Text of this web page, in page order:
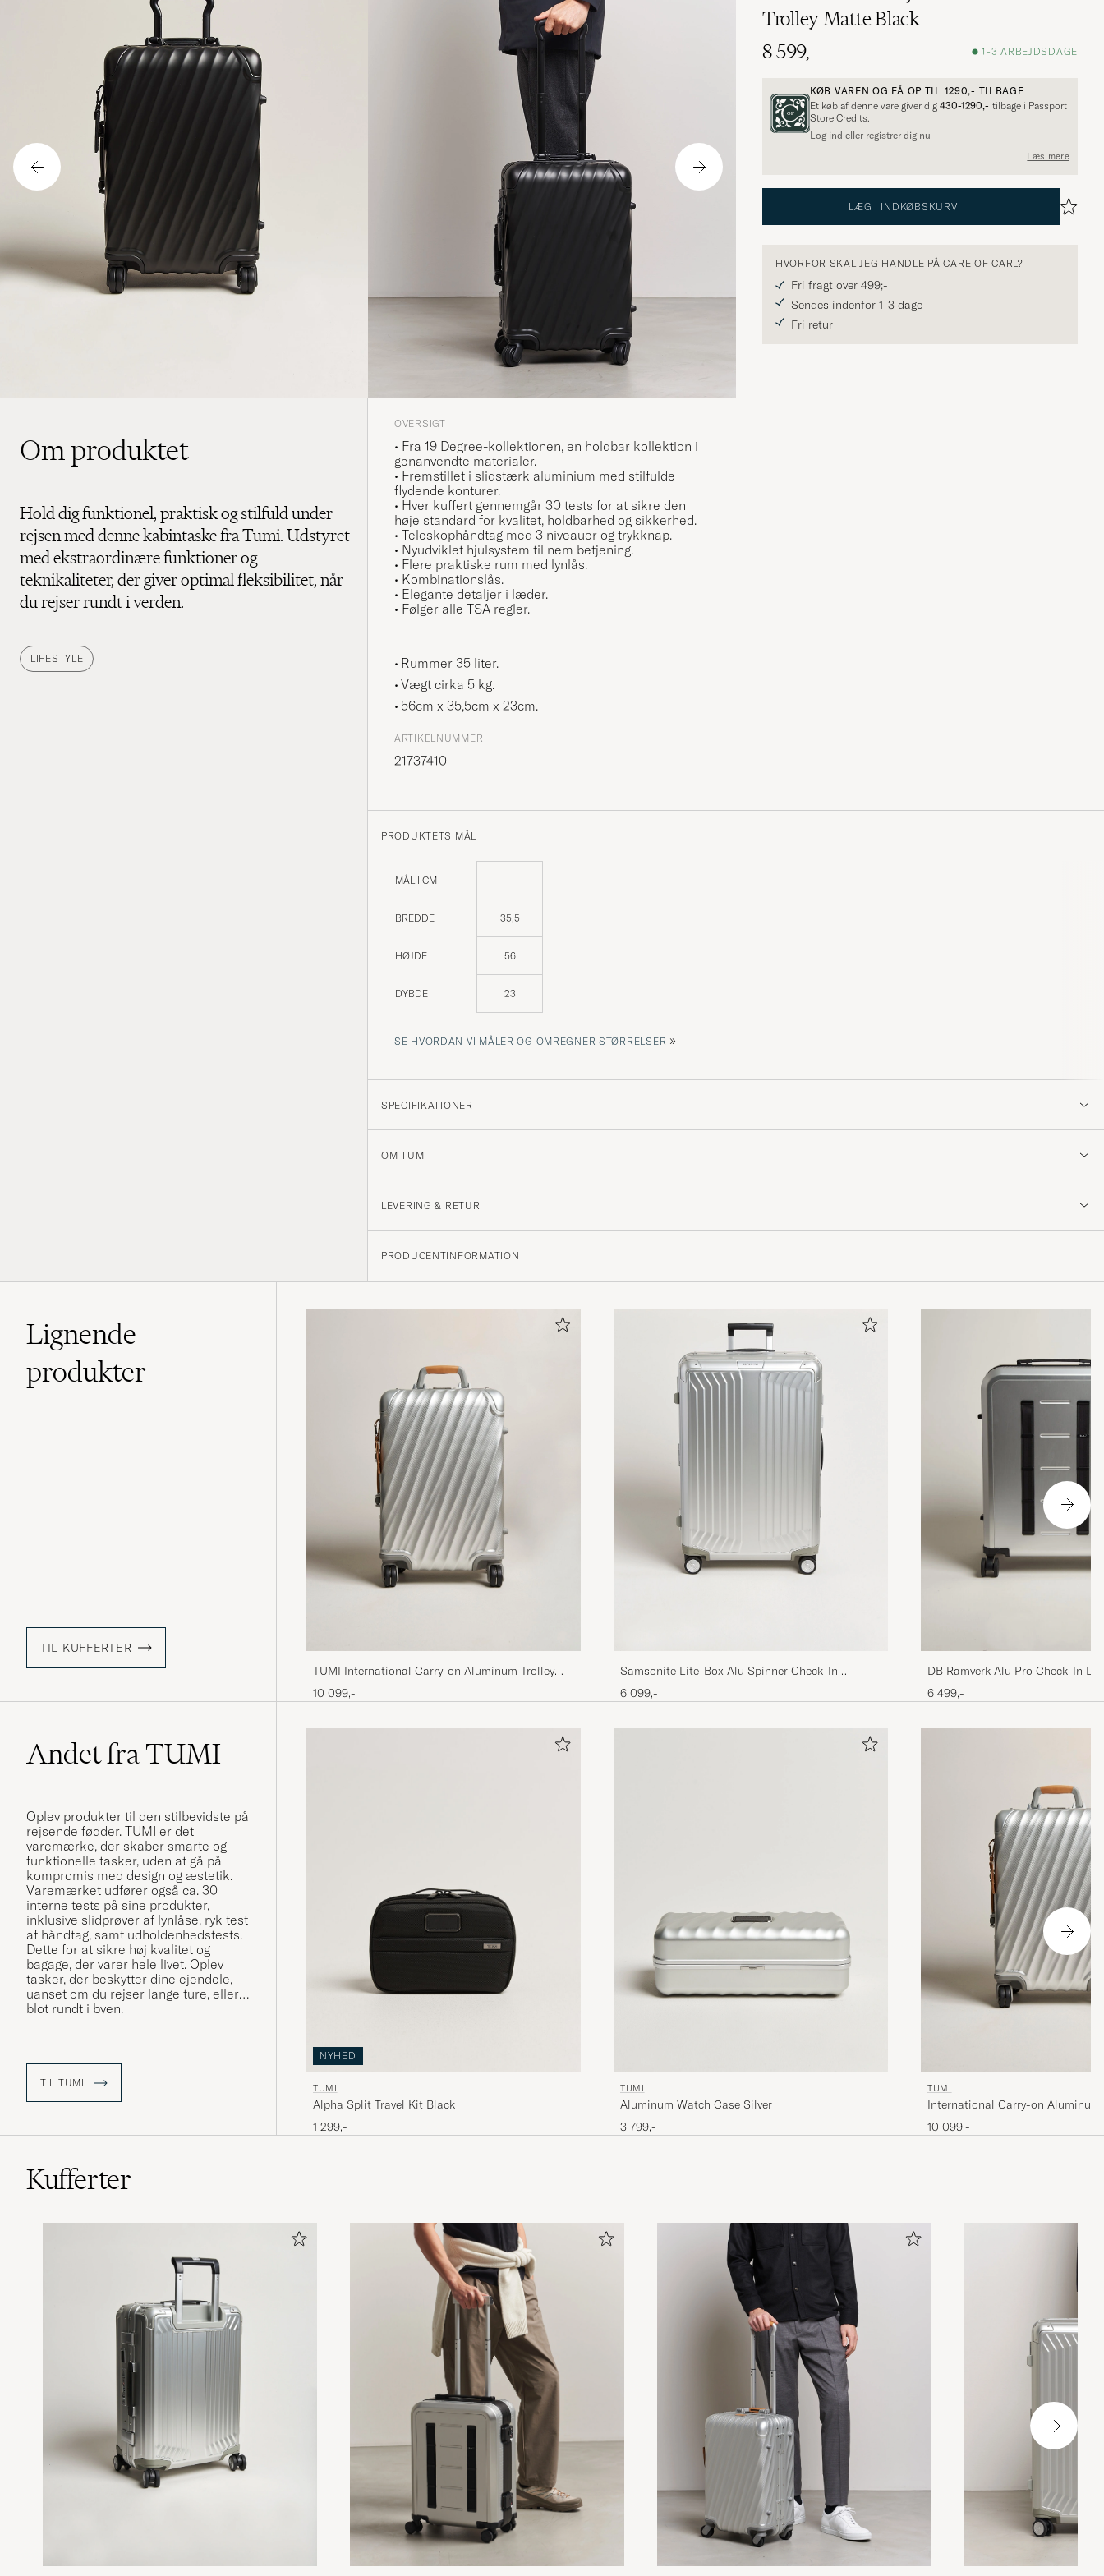
Trolley Matte Black
8 599,-
1-3 ARBEJDSDAGE
KØB VAREN OG FÅ OP TIL 1290,- TILBAGE
Et køb af denne vare giver dig 430-1290,- tilbage i Passport
Store Credits.
Log ind eller registrer dig nu
Læs mere
LÆG I INDKØBSKURV
HVORFOR SKAL JEG HANDLE PÅ CARE OF CARL?
Fri fragt over 499;-
Sendes indenfor 1-3 dage
Fri retur
Om produktet
Hold dig funktionel, praktisk og stilfuld under
rejsen med denne kabintaske fra Tumi. Udstyret
med ekstraordinære funktioner og
teknikaliteter, der giver optimal fleksibilitet, når
du rejser rundt i verden.
LIFESTYLE
OVERSIGT
• Fra 19 Degree-kollektionen, en holdbar kollektion i
genanvendte materialer.
• Fremstillet i slidstærk aluminium med stilfulde
flydende konturer.
• Hver kuffert gennemgår 30 tests for at sikre den
høje standard for kvalitet, holdbarhed og sikkerhed.
• Teleskophåndtag med 3 niveauer og trykknap.
• Nyudviklet hjulsystem til nem betjening.
• Flere praktiske rum med lynlås.
• Kombinationslås.
• Elegante detaljer i læder.
• Følger alle TSA regler.
Rummer 35 liter.
Vægt cirka 5 kg.
56cm x 35,5cm x 23cm.
ARTIKELNUMMER
21737410
PRODUKTETS MÅL
MÅL I CM
BREDDE 35,5
HØJDE 56
DYBDE 23
SE HVORDAN VI MÅLER OG OMREGNER STØRRELSER »
SPECIFIKATIONER
OM TUMI
LEVERING & RETUR
PRODUCENTINFORMATION
Lignende
produkter
TIL KUFFERTER
TUMI International Carry-on Aluminum Trolley
Texture Silver
10 099,-
Samsonite Lite-Box Alu Spinner Check-In
Aluminium
6 099,-
DB Ramverk Alu Pro Check-In
Silver/Onyx
6 499,-
Andet fra TUMI
Oplev produkter til den stilbevidste på
rejsende fødder. TUMI er det
varemærke, der skaber smarte og
funktionelle tasker, uden at gå på
kompromis med design og æstetik.
Varemærket udfører også ca. 30
interne tests på sine produkter,
inklusive slidprøver af lynlåse, ryk test
af håndtag, samt udholdenhedstests.
Dette for at sikre høj kvalitet og
bagage, der varer hele livet. Oplev
tasker, der beskytter dine ejendele,
uanset om du rejser lange ture, eller
blot rundt i byen.
TIL TUMI
NYHED
TUMI
Alpha Split Travel Kit Black
1 299,-
TUMI
Aluminum Watch Case Silver
3 799,-
TUMI
International Carry-on Aluminum
Silver
10 099,-
Kufferter